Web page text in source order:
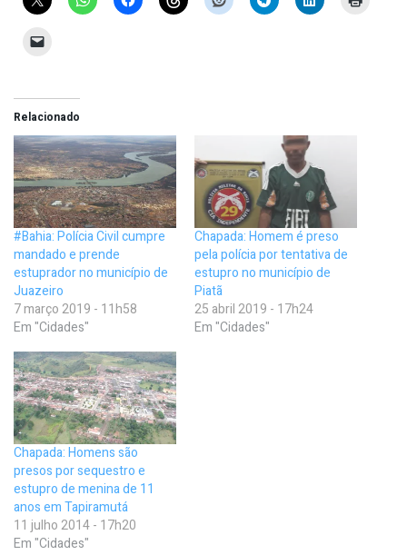
Relacionado
#Bahia: Polícia Civil cumpre
mandado e prende
estuprador no município de
Juazeiro
7 março 2019 - 11h58
Em "Cidades"
Chapada: Homem é preso
pela polícia por tentativa de
estupro no município de
Piatã
25 abril 2019 - 17h24
Em "Cidades"
Chapada: Homens são
presos por sequestro e
estupro de menina de 11
anos em Tapiramutá
11 julho 2014 - 17h20
Em "Cidades"